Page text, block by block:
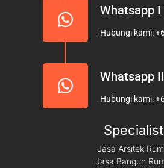
Whatsapp I
Hubungi kami:
Whatsapp II
Hubungi kami:
Jasa Arsitek
Jasa Bangun